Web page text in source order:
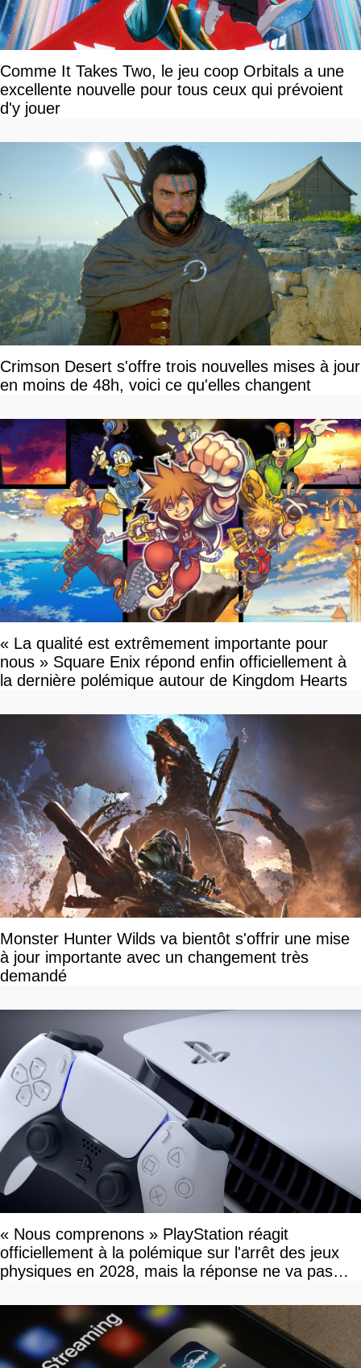
Comme It Takes Two, le jeu coop Orbitals a une
excellente nouvelle pour tous ceux qui prévoient
d'y jouer
Crimson Desert s'offre trois nouvelles mises à jour
en moins de 48h, voici ce qu'elles changent
« La qualité est extrêmement importante pour
nous » Square Enix répond enfin officiellement à
la dernière polémique autour de Kingdom Hearts
Monster Hunter Wilds va bientôt s'offrir une mise
à jour importante avec un changement très
demandé
« Nous comprenons » PlayStation réagit
officiellement à la polémique sur l'arrêt des jeux
physiques en 2028, mais la réponse ne va pas